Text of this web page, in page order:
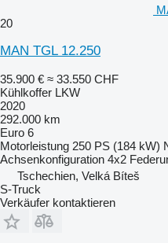
20
MAN TGL 12.250
35.900 € ≈ 33.550 CHF
Kühlkoffer LKW
2020
292.000 km
Euro 6
Motorleistung 250 PS (184 kW)
Achsenkonfiguration 4x2
Tschechien, Velká Bíteš
S-Truck
Verkäufer kontaktieren